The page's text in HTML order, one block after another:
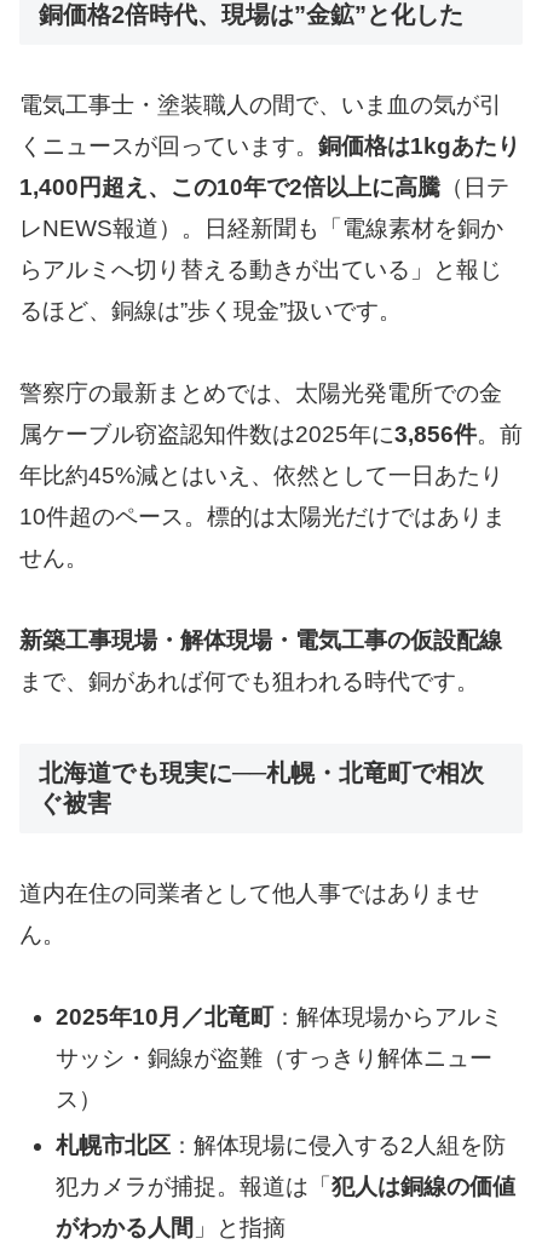
銅価格2倍時代、現場は”金鉱”と化した
電気工事士・塗装職人の間で、いま血の気が引
くニュースが回っています。 銅価格は1kgあたり
1,400円超え、この10年で2倍以上に高騰 （日テ
レNEWS報道）。日経新聞も「電線素材を銅か
らアルミへ切り替える動きが出ている」と報じ
るほど、銅線は”歩く現金”扱いです。
警察庁の最新まとめでは、太陽光発電所での金
属ケーブル窃盗認知件数は2025年に3,856件。前
年比約45%減とはいえ、依然として一日あたり
10件超のペース。標的は太陽光だけではありま
せん。
新築工事現場・解体現場・電気工事の仮設配線
まで、銅があれば何でも狙われる時代です。
北海道でも現実に──札幌・北竜町で相次
ぐ被害
道内在住の同業者として他人事ではありませ
ん。
2025年10月／北竜町：解体現場からアルミ
サッシ・銅線が盗難（すっきり解体ニュー
ス）
札幌市北区：解体現場に侵入する2人組を防
犯カメラが捕捉。報道は「犯人は銅線の価値
がわかる人間 」と指摘